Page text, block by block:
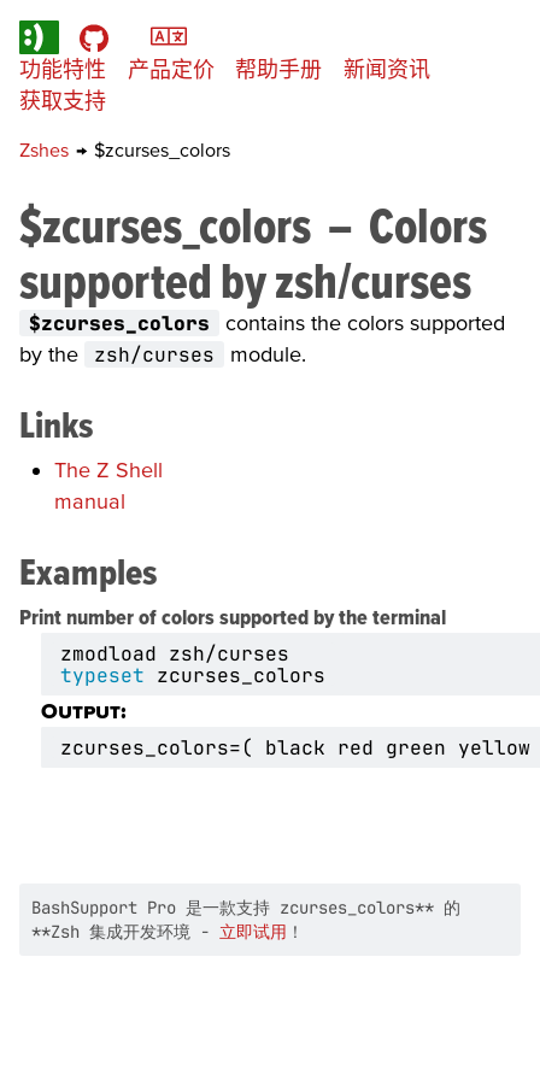
功能特性 产品定价 帮助手册
新闻资讯
获取支持
Zshes → $zcurses_colors
$zcurses_colors – Colors
supported byzsh/curses
$zcurses_colors
contains the colors supported
by the
zsh/curses module.
Links
The Z Shell
manual
Examples
Print number of colors supported by the terminal
typeset
Output:
BashSupport Pro 是一款支持 zcurses_colors** 的
**Zsh 集成开发环境 - 立即试用 ！